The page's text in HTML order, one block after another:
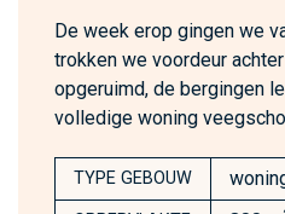
De week erop gingen we
trokken we voordeur
opgeruimd, de bergingen
volledige woning
TYPE GEBOUW